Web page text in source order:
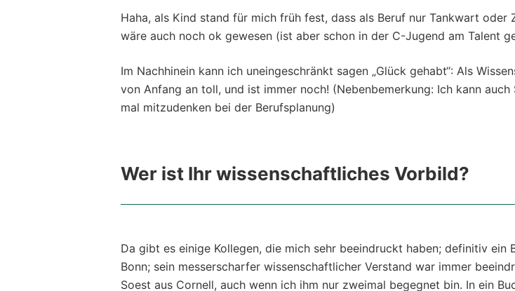
Haha, als Kind stand für mich früh fest, dass als Beruf nur Tankwart
wäre auch noch ok gewesen (ist aber schon in der C-Jugend am Talent
Im Nachhinein kann ich uneingeschränkt sagen „Glück gehabt“: Als
von Anfang an toll, und ist immer noch! (Nebenbemerkung: Ich kann
mal mitzudenken bei der Berufsplanung)
Wer ist Ihr wissenschaftliches Vorbild?
Da gibt es einige Kollegen, die mich sehr beeindruckt haben; definitiv
Bonn; sein messerscharfer wissenschaftlicher Verstand war immer
Soest aus Cornell, auch wenn ich ihm nur zweimal begegnet bin. In ein